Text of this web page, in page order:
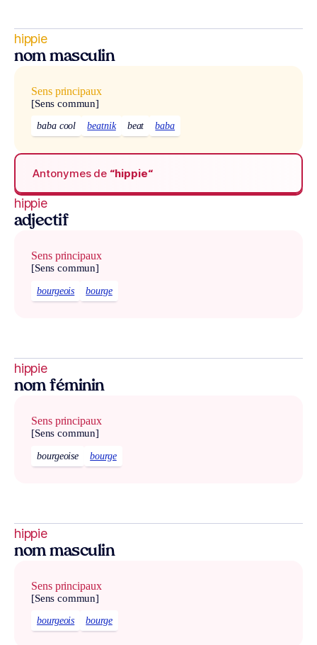
hippie
nom masculin
Sens principaux
[Sens commun]
baba cool beatnik beat baba
Antonymes de “hippie“
hippie
adjectif
Sens principaux
[Sens commun]
bourgeois bourge
hippie
nom féminin
Sens principaux
[Sens commun]
bourgeoise bourge
hippie
nom masculin
Sens principaux
[Sens commun]
bourgeois bourge